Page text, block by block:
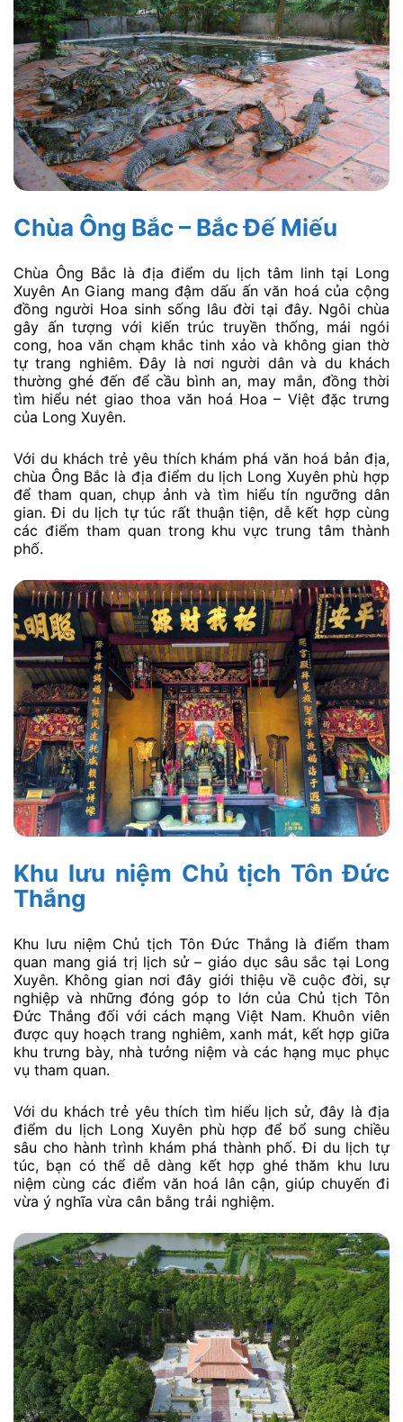
Chùa Ông Bắc – Bắc Đế Miếu
Chùa Ông Bắc là địa điểm du lịch tâm linh tại Long
Xuyên An Giang mang đậm dấu ấn văn hoá của cộng
đồng người Hoa sinh sống lâu đời tại đây. Ngôi chùa
gây ấn tượng với kiến trúc truyền thống, mái ngói
cong, hoa văn chạm khắc tinh xảo và không gian thờ
tự trang nghiêm. Đây là nơi người dân và du khách
thường ghé đến để cầu bình an, may mắn, đồng thời
tìm hiểu nét giao thoa văn hoá Hoa – Việt đặc trưng
của Long Xuyên.
Với du khách trẻ yêu thích khám phá văn hoá bản địa,
chùa Ông Bắc là địa điểm du lịch Long Xuyên phù hợp
để tham quan, chụp ảnh và tìm hiểu tín ngưỡng dân
gian. Đi du lịch tự túc rất thuận tiện, dễ kết hợp cùng
các điểm tham quan trong khu vực trung tâm thành
phố.
Khu lưu niệm Chủ tịch Tôn Đức
Thắng
Khu lưu niệm Chủ tịch Tôn Đức Thắng là điểm tham
quan mang giá trị lịch sử – giáo dục sâu sắc tại Long
Xuyên. Không gian nơi đây giới thiệu về cuộc đời, sự
nghiệp và những đóng góp to lớn của Chủ tịch Tôn
Đức Thắng đối với cách mạng Việt Nam. Khuôn viên
được quy hoạch trang nghiêm, xanh mát, kết hợp giữa
khu trưng bày, nhà tưởng niệm và các hạng mục phục
vụ tham quan.
Với du khách trẻ yêu thích tìm hiểu lịch sử, đây là địa
điểm du lịch Long Xuyên phù hợp để bổ sung chiều
sâu cho hành trình khám phá thành phố. Đi du lịch tự
túc, bạn có thể dễ dàng kết hợp ghé thăm khu lưu
niệm cùng các điểm văn hoá lân cận, giúp chuyến đi
vừa ý nghĩa vừa cân bằng trải nghiệm.